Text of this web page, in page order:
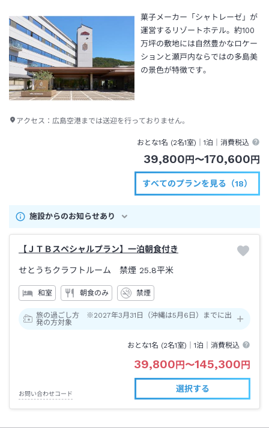
菓子メーカー「シャトレーゼ」が
運営するリゾートホテル。約100
万坪の敷地には自然豊かなロケー
ションと瀬戸内ならではの多島美
の景色が特徴です。
アクセス： 広島空港までは送迎を行っておりません。
おとな1名 (2名1室)｜1泊 ｜消費税込
39,800円〜170,600円
すべてのプランを見る（18）
施設からのお知らせあり
【ＪＴＢスペシャルプラン】一泊朝食付き
せとうちクラフトルーム 禁煙 25.8平米
和室 朝食のみ 禁煙
旅の過ごし方 ※2027年3月31日（沖縄は5月6日）までに出
発の方対象
おとな1名 (2名1室)｜1泊 ｜消費税込
39,800円〜145,300円
お問い合わせコード
選択する